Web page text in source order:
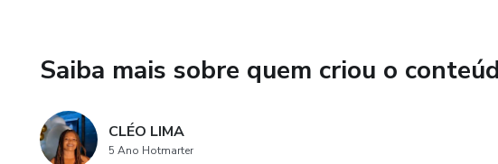
Saiba mais sobre quem criou o
CLÉO LIMA
5 Ano Hotmarter